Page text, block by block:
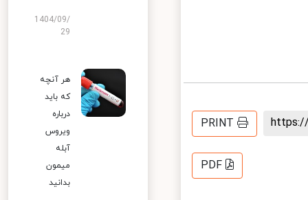
PRINT
PDF
1404/09/
29
هر آنچه
که باید
درباره
ویروس
آبله
میمون
بدانید